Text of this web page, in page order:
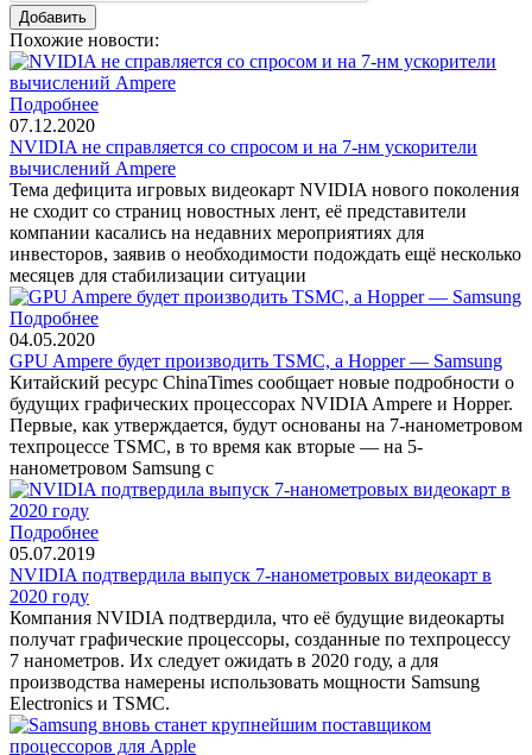
Похожие новости:
Подробнее
07.12.2020
NVIDIA не справляется со спросом и на 7-нм ускорители
вычислений Ampere
Тема дефицита игровых видеокарт NVIDIA нового поколения
не сходит со страниц новостных лент, её представители
компании касались на недавних мероприятиях для
инвесторов, заявив о необходимости подождать ещё несколько
месяцев для стабилизации ситуации
Подробнее
04.05.2020
GPU Ampere будет производить TSMC, а Hopper — Samsung
Китайский ресурс ChinaTimes сообщает новые подробности о
будущих графических процессорах NVIDIA Ampere и Hopper.
Первые, как утверждается, будут основаны на 7-нанометровом
техпроцессе TSMC, в то время как вторые — на 5-
нанометровом Samsung с
Подробнее
05.07.2019
NVIDIA подтвердила выпуск 7-нанометровых видеокарт в
2020 году
Компания NVIDIA подтвердила, что её будущие видеокарты
получат графические процессоры, созданные по техпроцессу
7 нанометров. Их следует ожидать в 2020 году, а для
производства намерены использовать мощности Samsung
Electronics и TSMC.